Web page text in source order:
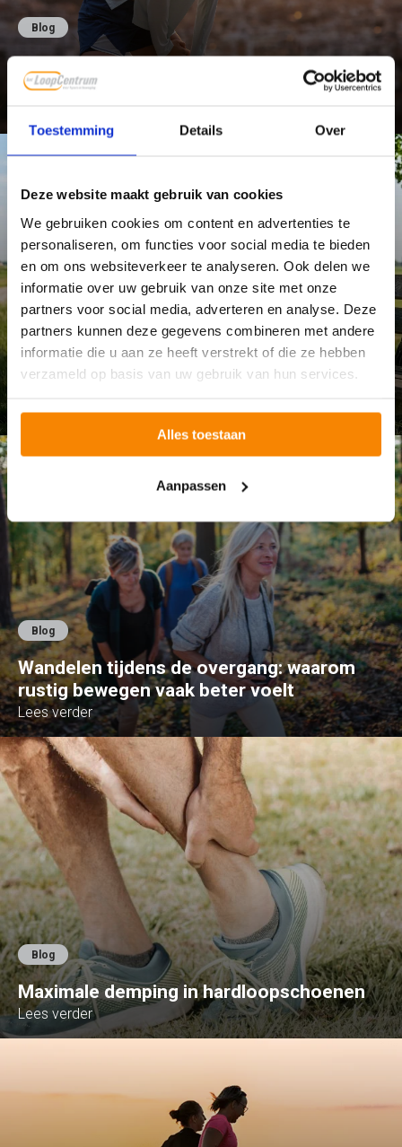
Toestemming Details Over
Deze website maakt gebruik van cookies
We gebruiken cookies om content en advertenties te
personaliseren, om functies voor social media te bieden
en om ons websiteverkeer te analyseren. Ook delen we
informatie over uw gebruik van onze site met onze
partners voor social media, adverteren en analyse. Deze
partners kunnen deze gegevens combineren met andere
informatie die u aan ze heeft verstrekt of die ze hebben
verzameld op basis van uw gebruik van hun services.
Alles toestaan
Aanpassen
Blog
herstellen?
Blog
Wandelen in de warmte: zo ondersteun je
de natuurlijke temperatuurregulatie van je
Lees verder
Blog
Wandelen tijdens de overgang: waarom
rustig bewegen vaak beter voelt
Lees verder
Blog
Maximale demping in hardloopschoenen
Lees verder